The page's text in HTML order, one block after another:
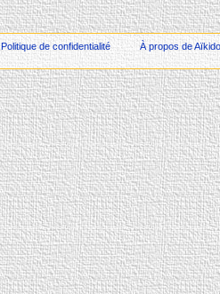
Politique de confidentialité À propos de